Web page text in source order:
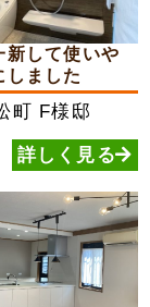
新して使いや
しました
町 F様邸
詳しく見る